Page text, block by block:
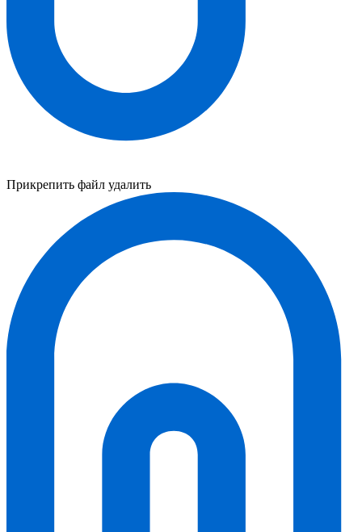
Прикрепить файл удалить